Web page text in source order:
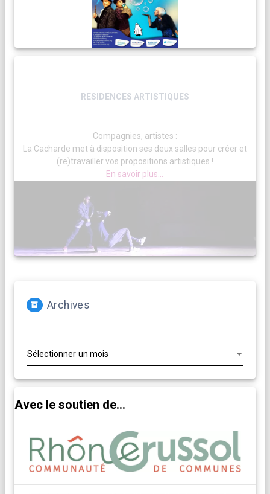
RESIDENCES ARTISTIQUES
Compagnies, artistes :
La Cacharde met à disposition ses deux salles pour créer et
(re)travailler vos propositions artistiques !
En savoir plus...
Archives
Avec le soutien de...